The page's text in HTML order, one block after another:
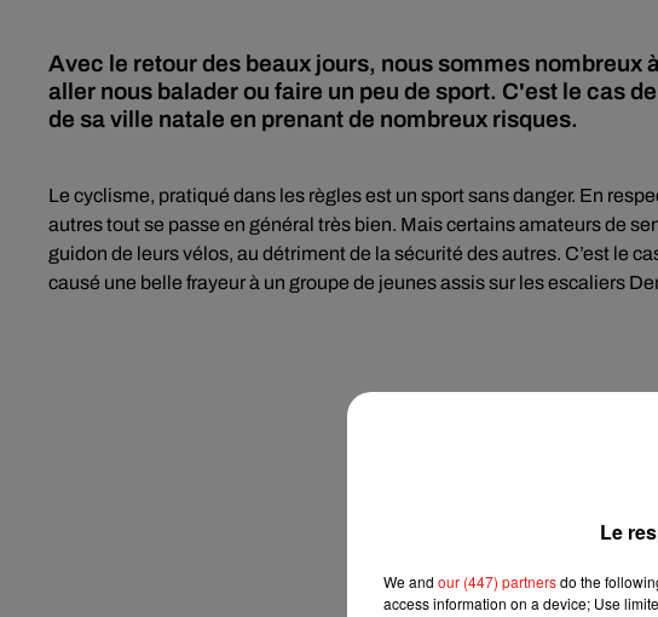
Avec le retour des beaux jours, nous sommes nombreux
aller nous balader ou faire un peu de sport. C'est le cas
de sa ville natale en prenant de nombreux risques.
Le cyclisme, pratiqué dans les règles est un sport sans danger. En
autres tout se passe en général très bien. Mais certains amateurs de
guidon de leurs vélos, au détriment de la sécurité des autres. C’est le
causé une belle frayeur à un groupe de jeunes assis sur les escaliers
Le
We and our (447) partnersdo the
access information on a device; Use